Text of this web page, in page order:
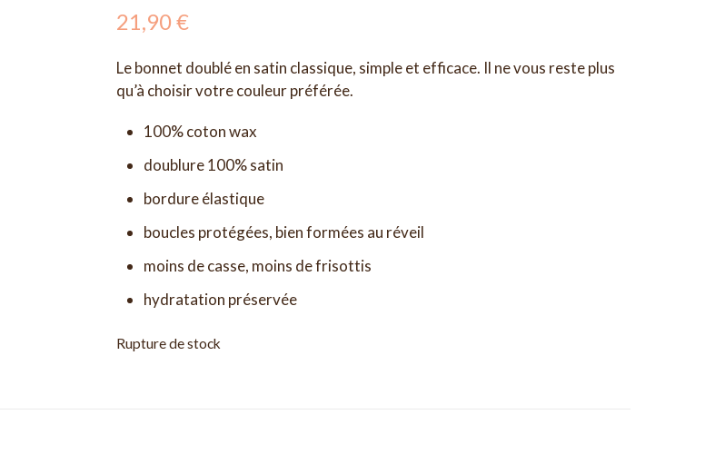
21,90€
Le bonnet doublé en satin classique, simple et efficace. Il ne vous reste plus
qu’à choisir votre couleur préférée.
100% coton wax
doublure 100% satin
bordure élastique
boucles protégées, bien formées au réveil
moins de casse, moins de frisottis
hydratation préservée
Rupture de stock